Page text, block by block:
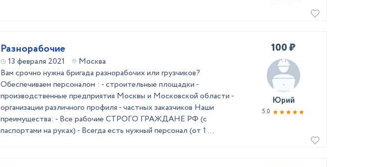
Разнорабочие
13 февраля 2021
Москва
Вам срочно нужна бригада разнорабочих или грузчиков?
Обеспечиваем персоналом : - строительные площадки -
производственные предприятия Москвы и Московской области -
организации различного профиля - частных заказчиков Наши
преимущества: - Все рабочие СТРОГО ГРАЖДАНЕ РФ (с
паспортами на руках) - Всегда есть нужный персонал (от 1 ...
100 ₽
Юрий
5.0